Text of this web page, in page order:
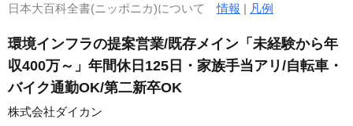
日本大百科全書(ニッポニカ)について情報 | 凡例
環境インフラの提案営業/既存メイン「未経験から年
収400万～」年間休日125日・家族手当アリ/自転車・
バイク通勤OK/第二新卒OK
株式会社ダイカン